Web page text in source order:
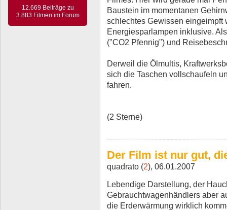
12.669 Beiträge zu
3.883 Filmen im Forum
Baustein im momentanen
schlechtes Gewissen eingeimpft
Energiesparlampen inklusive.
("CO2 Pfennig") und
Derweil die Ölmultis,
sich die Taschen vollschaufeln
fahren.
(2 Sterne)
Der Film ist nur gut,
quadrato (2), 06.01.2007
Lebendige Darstellung, der
Gebrauchtwagenhändlers aber
die Erderwärmung wirklich